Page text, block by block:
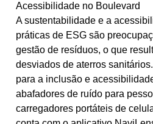
Acessibilidade no Boulevard
A sustentabilidade e a
práticas de ESG são
gestão de resíduos, o que
desviados de aterros
para a inclusão e
abafadores de ruído para
carregadores portáteis de